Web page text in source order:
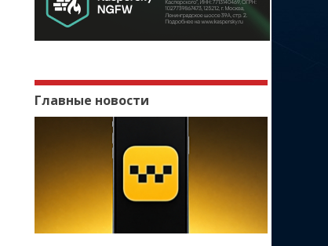
Главные новости